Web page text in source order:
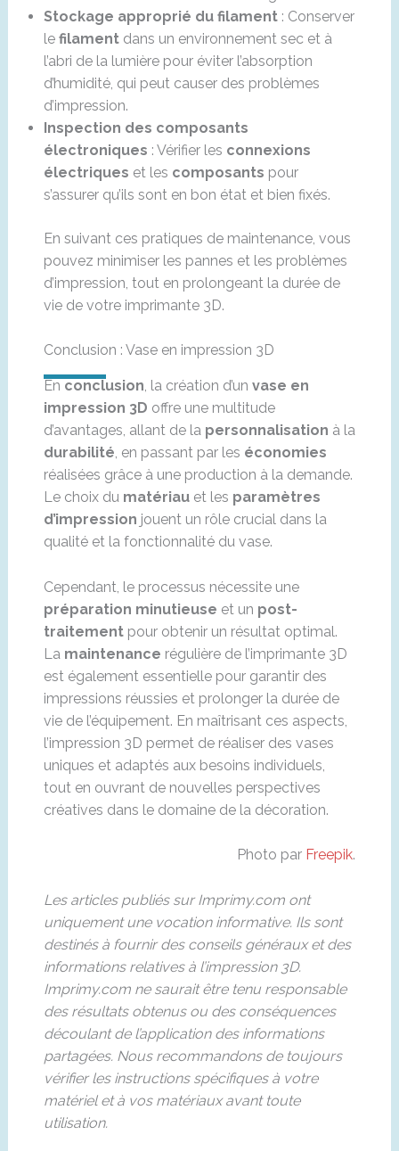
Stockage approprié du filament: Conserver
le filamentdans un environnement sec et à
l’abri de la lumière pour éviter l’absorption
d’humidité, qui peut causer des problèmes
d’impression.
Inspection des composants
électroniques : Vérifier les connexions
électriques et les composants pour
s’assurer qu’ils sont en bon état et bien fixés.
En suivant ces pratiques de maintenance, vous
pouvez minimiser les pannes et les problèmes
d’impression, tout en prolongeant la durée de
vie de votre imprimante 3D.
Conclusion : Vase en impression 3D
En conclusion, la création d’un vase en
impression 3D offre une multitude
d’avantages, allant de la personnalisation à la
durabilité, en passant par les économies
réalisées grâce à une production à la demande.
Le choix du matériauet les paramètres
d’impression jouent un rôle crucial dans la
qualité et la fonctionnalité du vase.
Cependant, le processus nécessite une
préparation minutieuse et un post-
traitementpour obtenir un résultat optimal.
La maintenance régulière de l’imprimante 3D
est également essentielle pour garantir des
impressions réussies et prolonger la durée de
vie de l’équipement. En maîtrisant ces aspects,
l’impression 3D permet de réaliser des vases
uniques et adaptés aux besoins individuels,
tout en ouvrant de nouvelles perspectives
créatives dans le domaine de la décoration.
Photo par Freepik.
Les articles publiés sur Imprimy.com ont
uniquement une vocation informative. Ils sont
destinés à fournir des conseils généraux et des
informations relatives à l’impression 3D.
Imprimy.com ne saurait être tenu responsable
des résultats obtenus ou des conséquences
découlant de l’application des informations
partagées. Nous recommandons de toujours
vérifier les instructions spécifiques à votre
matériel et à vos matériaux avant toute
utilisation.